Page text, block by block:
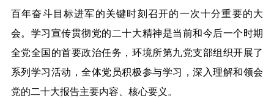
百年奋斗目标进军的关键时刻召开的一次十分重要的大
会。学习宣传贯彻党的二十大精神是当前和今后一个时期
全党全国的首要政治任务，环境所第九党支部组织开展了
系列学习活动，全体党员积极参与学习，深入理解和领会
党的二十大报告主要内容、核心要义。